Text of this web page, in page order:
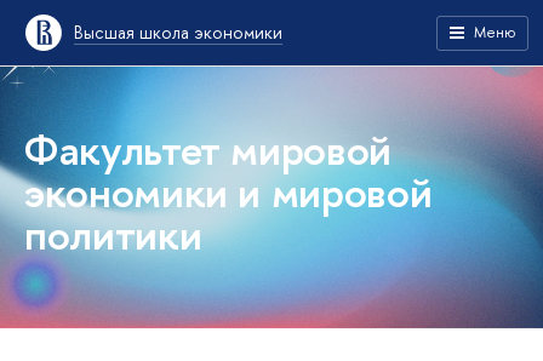
Высшая школа экономики Меню
Факультет мировой
экономики и мировой
политики